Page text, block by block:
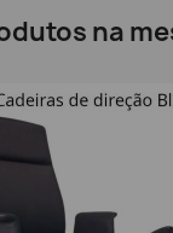
na